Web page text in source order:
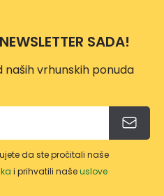
2
7
SADA!
naših vrhunskih ponuda
da ste pročitali naše
i prihvatili našeuslove